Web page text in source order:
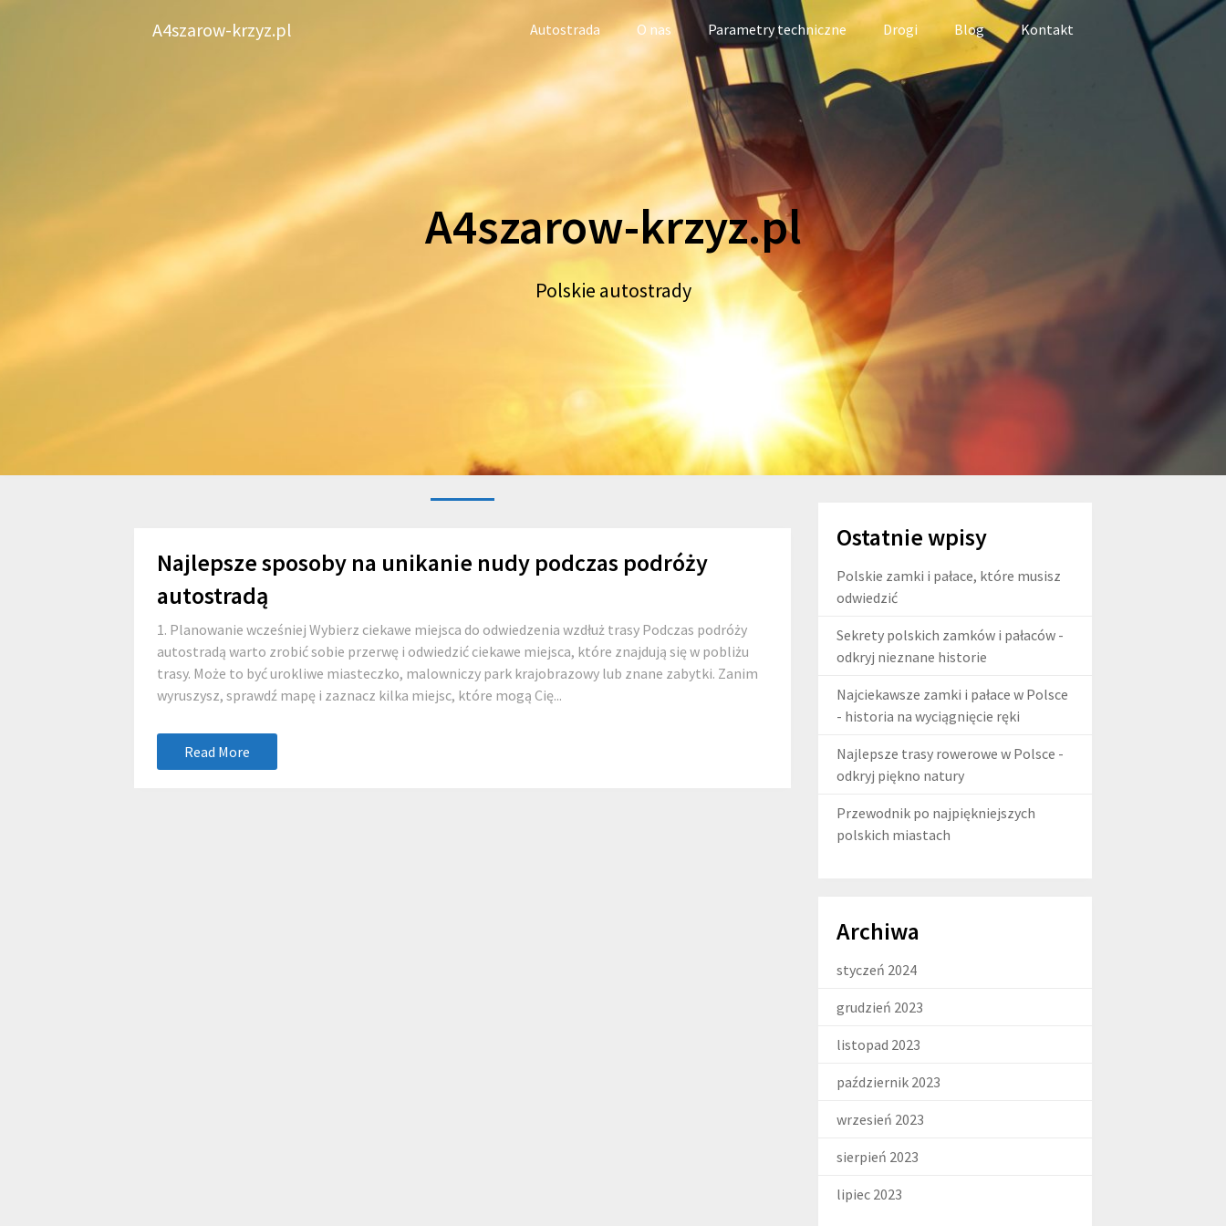
A4szarow-krzyz.pl Autostrada O nas Parametry techniczne Drogi Blog Kontakt
A4szarow-krzyz.pl
Polskie autostrady
Najlepsze sposoby na unikanie nudy podczas podróży
autostradą
1. Planowanie wcześniej Wybierz ciekawe miejsca do odwiedzenia wzdłuż trasy Podczas podróży
autostradą warto zrobić sobie przerwę i odwiedzić ciekawe miejsca, które znajdują się w pobliżu
trasy. Może to być urokliwe miasteczko, malowniczy park krajobrazowy lub znane zabytki. Zanim
wyruszysz, sprawdź mapę i zaznacz kilka miejsc, które mogą Cię...
Read More
Ostatnie wpisy
Polskie zamki i pałace, które musisz
odwiedzić
Sekrety polskich zamków i pałaców -
odkryj nieznane historie
Najciekawsze zamki i pałace w Polsce
- historia na wyciągnięcie ręki
Najlepsze trasy rowerowe w Polsce -
odkryj piękno natury
Przewodnik po najpiękniejszych
polskich miastach
Archiwa
styczeń 2024
grudzień 2023
listopad 2023
październik 2023
wrzesień 2023
sierpień 2023
lipiec 2023